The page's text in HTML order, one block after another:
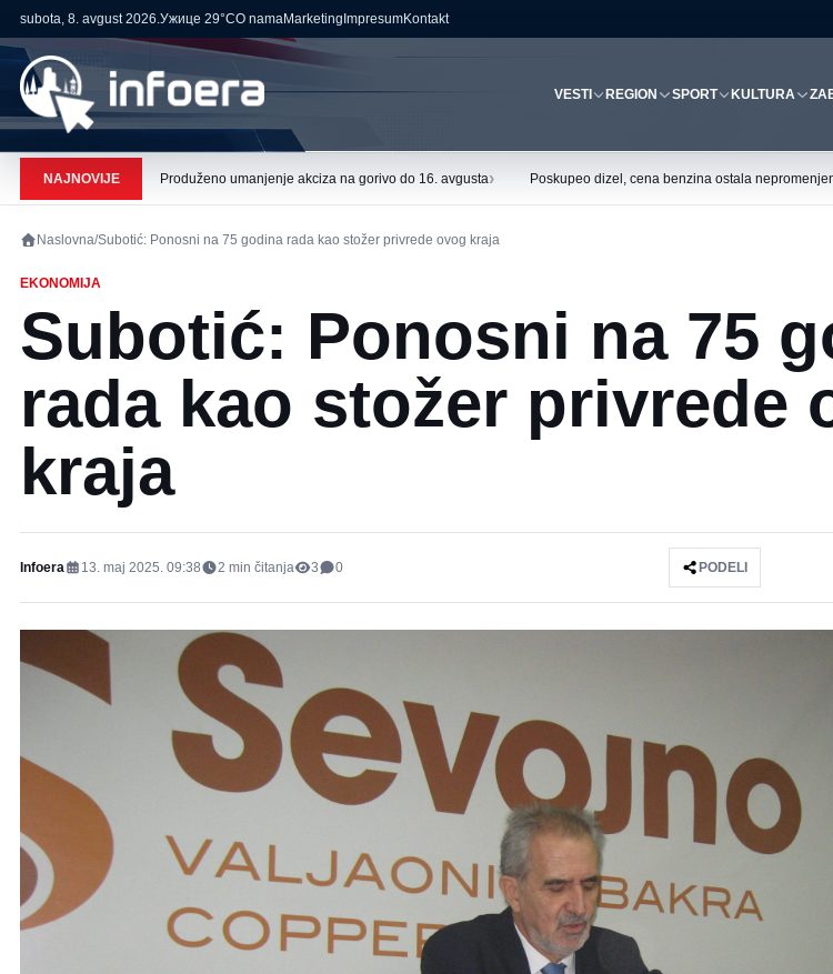
subota, 8. avgust 2026.Ужице 29°CO namaMarketing ImpresumKontakt
VESTI REGION SPORT KULTURA
NAJNOVIJE Produženo umanjenje akciza na gorivo do 16. avgusta› Poskupeo dizel, cena benzina ostala
Naslovna/Subotić: Ponosni na 75 godina rada kao stožer privrede ovog kraja
EKONOMIJA
Subotić: Ponosni na 75
rada kao stožer privrede
kraja
Infoera 13. maj 2025. 09:38 2 min čitanja 3 0 PODELI